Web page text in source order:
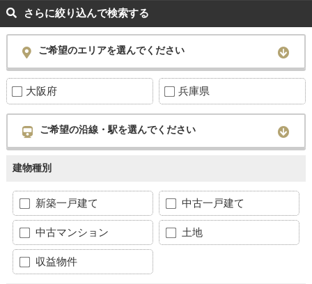
さらに絞り込んで検索する
ご希望のエリアを選んでください
大阪府 兵庫県
ご希望の沿線・駅を選んでください
建物種別
新築一戸建て 中古一戸建て
中古マンション 土地
収益物件